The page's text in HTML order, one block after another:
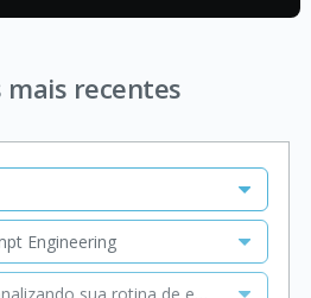
mais recentes
Engineering